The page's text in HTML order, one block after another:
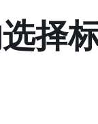
择